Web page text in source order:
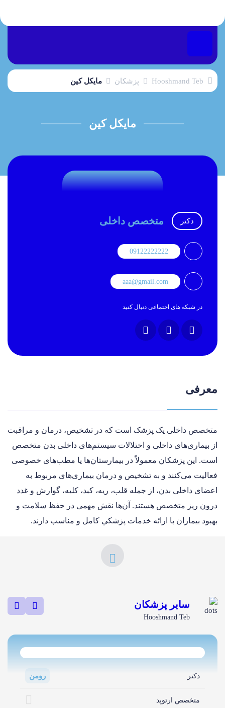
Hooshmand Teb پزشکان مایکل کین
مایکل کین
دکتر متخصص داخلی
09122222222
aaa@gmail.com
در شبکه های اجتماعی دنبال کنید
معرفی
متخصص داخلی یک پزشک است که در تشخیص، درمان و مراقبت
از بیماری‌های داخلی و اختلالات سیستم‌های داخلی بدن متخصص
است. این پزشکان معمولاً در بیمارستان‌ها یا مطب‌های خصوصی
فعالیت می‌کنند و به تشخیص و درمان بیماری‌های مربوط به
اعضای داخلی بدن، از جمله قلب، ریه، کبد، کليه، گوارش و غدد
درون ريز متخصص هستند. آن‌ها نقش مهمی در حفظ سلامت و
بهبود بيماران با ارائه خدمات پزشكي كامل و مناسب دارند.
سایر پزشکان
Hooshmand Teb
دکتر رومن
متخصص ارتوپد